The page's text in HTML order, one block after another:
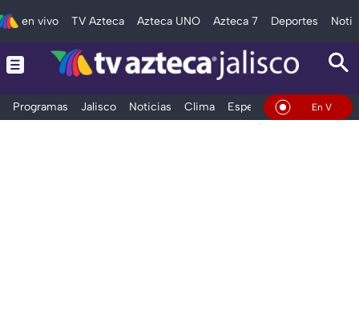
en vivo TV Azteca Azteca UNO Azteca 7 Deportes
Programas Jalisco Noticias Clima Espectáculos Deportes
En Vivo